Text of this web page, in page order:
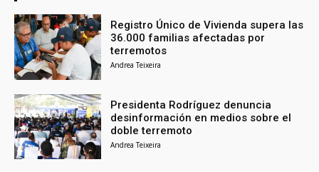
Registro Único de Vivienda supera las
36.000 familias afectadas por
terremotos
Andrea Teixeira
Presidenta Rodríguez denuncia
desinformación en medios sobre el
doble terremoto
Andrea Teixeira